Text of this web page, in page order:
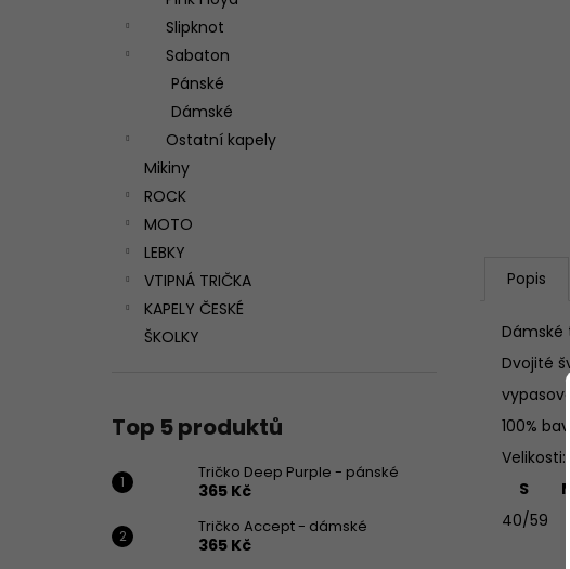
Slipknot
Sabaton
Pánské
Dámské
Ostatní kapely
Mikiny
ROCK
MOTO
LEBKY
VTIPNÁ TRIČKA
KAPELY ČESKÉ
ŠKOLKY
Top 5 produktů
Tričko Deep Purple - pánské
365 Kč
Tričko Accept - dámské
365 Kč
Popis
Dámské
Dvojité
100%
S
40/59
365 Kč